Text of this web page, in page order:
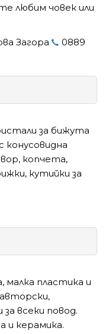
любим човек или
Загора
0889
за бижута
конусовидна
копчета,
кутийки за
пластика и
всеки повод.
и керамика.